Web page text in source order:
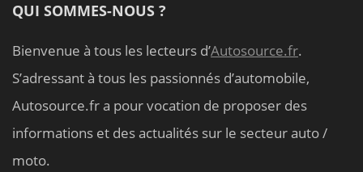
QUI SOMMES-NOUS ?
Bienvenue à tous les lecteurs d’Autosource.fr.
S’adressant à tous les passionnés d’automobile,
Autosource.fr a pour vocation de proposer des
informations et des actualités sur le secteur auto /
moto.